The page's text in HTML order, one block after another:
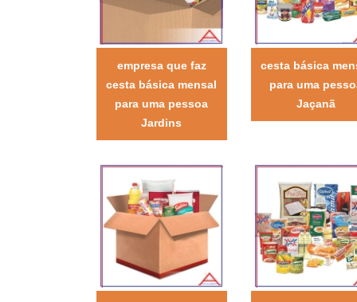
empresa que faz
cesta básica mensal
para uma pessoa
Jardins
cesta básica
para uma
Jaçanã